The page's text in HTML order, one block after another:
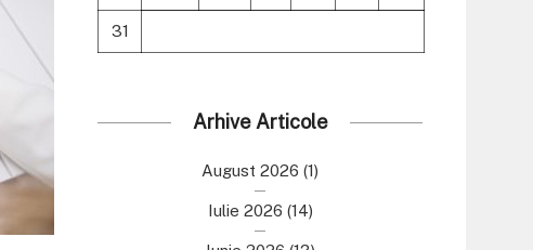
31
Arhive Articole
August 2026 (1)
Iulie 2026 (14)